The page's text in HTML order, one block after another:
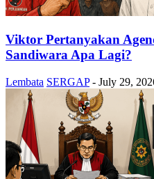
Viktor Pertanyakan
Sandiwara Apa Lagi?
Lembata SERGAP - July 29,